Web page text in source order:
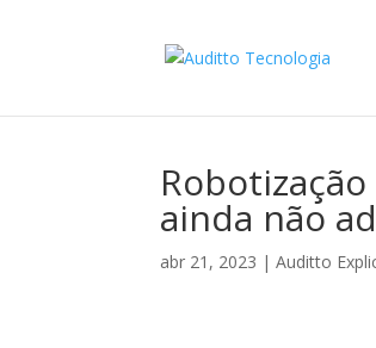
ainda não
abr 21, 2023 |Auditto